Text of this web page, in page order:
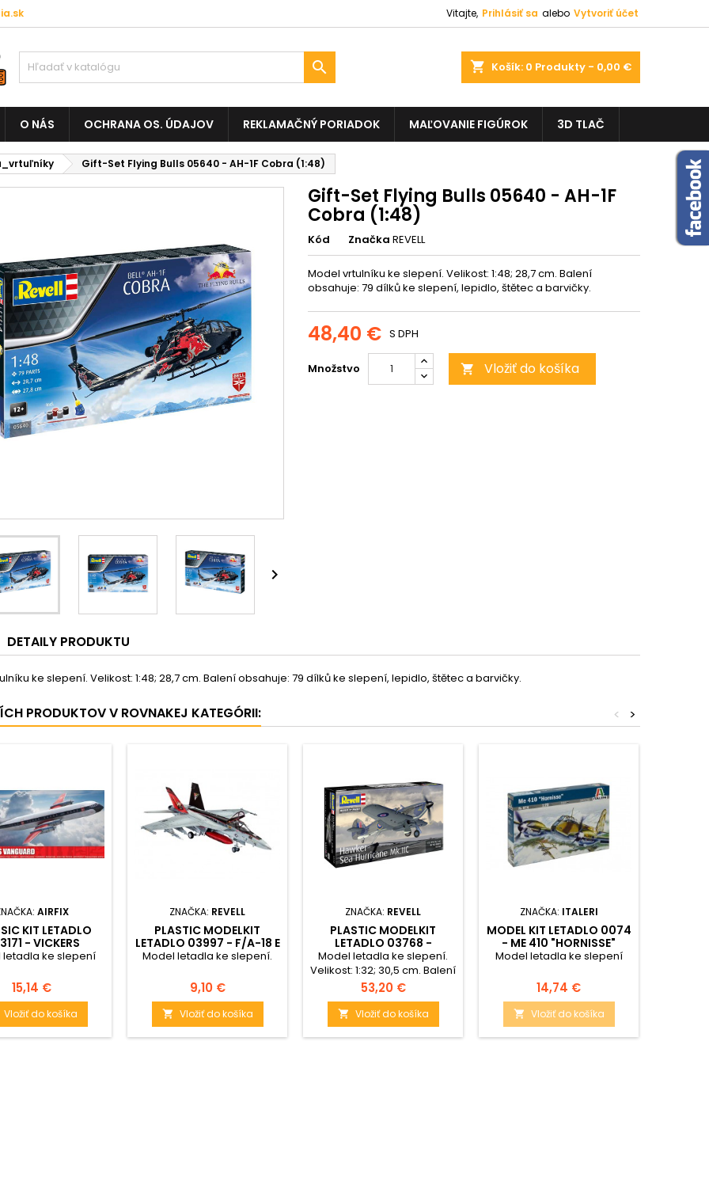
Vitajte, Prihlásiť sa alebo Vytvoriť účet
shopping_cart Košík: 0 Produkty - 0,00 €

O NÁS OCHRANA OS. ÚDAJOV REKLAMAČNÝ PORIADOK MAĽOVANIE FIGÚROK 3D TLAČ
Gift-Set Flying Bulls 05640 - AH-1F Cobra (1:48)

Gift-Set Flying Bulls 05640 - AH-1F
Cobra (1:48)
Kód Značka REVELL
Model vrtulníku ke slepení. Velikost: 1:48; 28,7 cm. Balení
obsahuje: 79 dílků ke slepení, lepidlo, štětec a barvičky.
48,40 € S DPH
Množstvo  Vložiť do košíka
DETAILY PRODUKTU
ke slepení. Velikost: 1:48; 28,7 cm. Balení obsahuje: 79 dílků ke slepení, lepidlo, štětec a barvičky.
PRODUKTOV V ROVNAKEJ KATEGÓRII: >
<
AIRFIX
KIT LETADLO
- VICKERS
(1:144) -
letadla ke slepení
Cena
15,14 €
Vložiť do košíka
ZNAČKA: REVELL
PLASTIC MODELKIT
LETADLO 03997 - F/A-18 E
SUPER HORNET (1:144)
Model letadla ke slepení.
Cena
9,10 €
 Vložiť do košíka
ZNAČKA: REVELL
PLASTIC MODELKIT
LETADLO 03768 -
HAWKER SEA HURRICANE
MK.IIC (1:32)
Model letadla ke slepení.
Velikost: 1:32; 30,5 cm. Balení
obsahuje: 162 dílků ke
slepení.
Cena
53,20 €
 Vložiť do košíka
ZNAČKA: ITALERI
MODEL KIT LETADLO 0074
- ME 410 "HORNISSE"
(1:72)
Model letadla ke slepení
Cena
14,74 €
 Vložiť do košíka